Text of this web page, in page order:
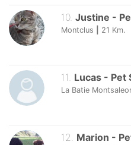
10. Justine -
Montclus 21 Km.
11 Lucas - Pet
La Batie
12. Marion -